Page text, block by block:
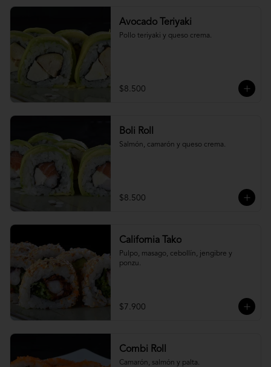
Avocado Teriyaki
Pollo teriyaki y queso crema.
$8.500
Boli Roll
Salmón, camarón y queso crema.
$8.500
California Tako
Pulpo, masago, cebollín, jengibre y
ponzu.
$7.900
Combi Roll
Camarón, salmón y palta.